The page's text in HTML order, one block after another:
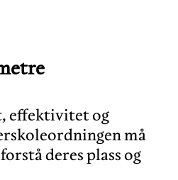
effektivitet og
må
deres plass og